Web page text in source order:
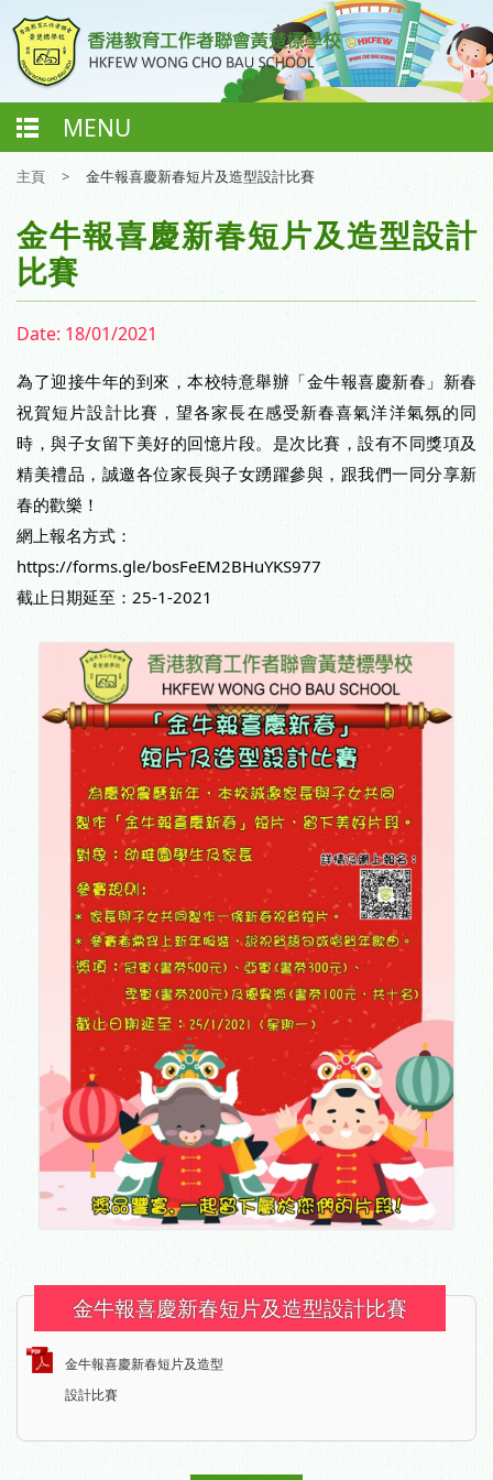
MENU
主頁 > 金牛報喜慶新春短片及造型設計比賽
金牛報喜慶新春短片及造型設計
比賽
Date: 18/01/2021
為了迎接牛年的到來，本校特意舉辦「金牛報喜慶新春」新春
祝賀短片設計比賽，望各家長在感受新春喜氣洋洋氣氛的同
時，與子女留下美好的回憶片段。是次比賽，設有不同獎項及
精美禮品，誠邀各位家長與子女踴躍參與，跟我們一同分享新
春的歡樂！
網上報名方式：
https://forms.gle/bosFeEM2BHuYKS977
截止日期延至：25-1-2021
金牛報喜慶新春短片及造型設計比賽
金牛報喜慶新春短片及造型
設計比賽